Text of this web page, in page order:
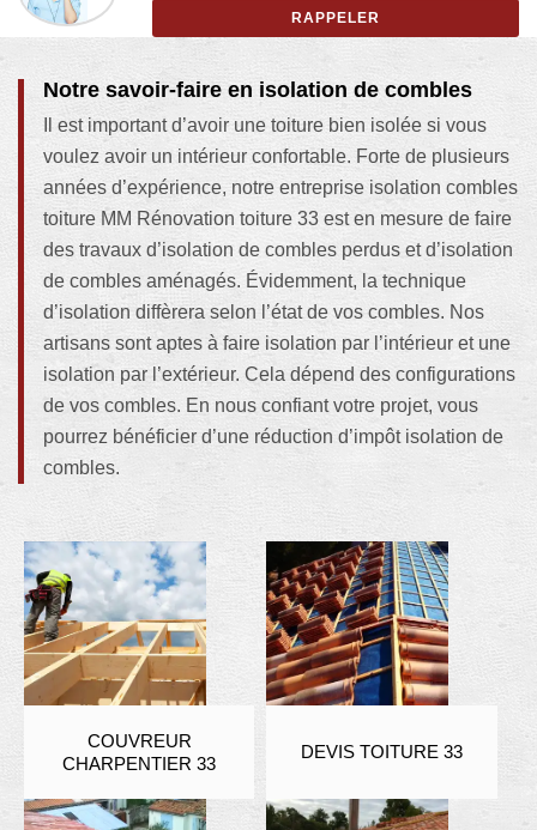
Notre savoir-faire en isolation de combles
Il est important d’avoir une toiture bien isolée si vous
voulez avoir un intérieur confortable. Forte de plusieurs
années d’expérience, notre entreprise isolation combles
toiture MM Rénovation toiture 33 est en mesure de faire
des travaux d’isolation de combles perdus et d’isolation
de combles aménagés. Évidemment, la technique
d’isolation diffèrera selon l’état de vos combles. Nos
artisans sont aptes à faire isolation par l’intérieur et une
isolation par l’extérieur. Cela dépend des configurations
de vos combles. En nous confiant votre projet, vous
pourrez bénéficier d’une réduction d’impôt isolation de
combles.
COUVREUR
CHARPENTIER 33
DEVIS TOITURE 33